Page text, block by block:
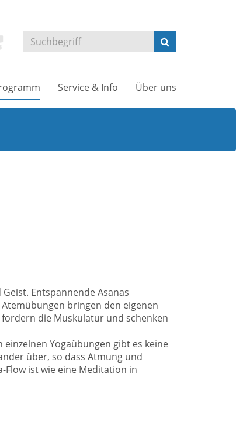
Service & Info Über uns
Entspannende Asanas
bringen den eigenen
die Muskulatur und schenken
einzelnen Yogaübungen gibt es keine
über, so dass Atmung und
Flow ist wie eine Meditation in